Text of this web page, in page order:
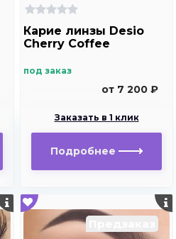
Карие линзы Desio
Сherry Сoffee
под заказ
от 7 200 ₽
Заказать в 1 клик
Подробнее